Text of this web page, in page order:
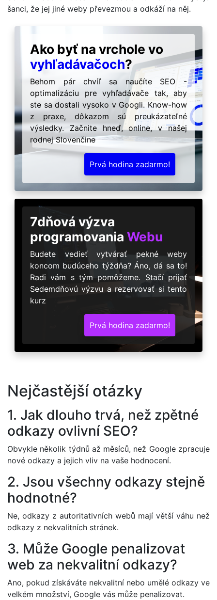
šanci, že jej jiné weby převezmou a odkáží na něj.
Ako byť na vrchole vo
vyhľadávačoch?
Behom pár chvíľ sa naučíte SEO -
optimalizáciu pre vyhľadávače tak, aby
ste sa dostali vysoko v Googli. Know-how
z praxe, dôkazom sú preukázateľné
výsledky. Začnite hneď, online, v našej
rodnej Slovenčine
Prvá hodina zadarmo!
7dňová výzva
programovania Webu
Budete vedieť vytvárať pekné weby
koncom budúceho týždňa? Áno, dá sa to!
Radi vám s tým pomôžeme. Stačí prijať
Sedemdňovú výzvu a rezervovať si tento
kurz
Prvá hodina zadarmo!
Nejčastější otázky
1. Jak dlouho trvá, než zpětné
odkazy ovlivní SEO?
Obvykle několik týdnů až měsíců, než Google zpracuje
nové odkazy a jejich vliv na vaše hodnocení.
2. Jsou všechny odkazy stejně
hodnotné?
Ne, odkazy z autoritativních webů mají větší váhu než
odkazy z nekvalitních stránek.
3. Může Google penalizovat
web za nekvalitní odkazy?
Ano, pokud získáváte nekvalitní nebo umělé odkazy ve
velkém množství, Google vás může penalizovat.